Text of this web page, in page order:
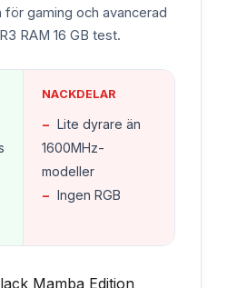
gaming och avancerad
RAM 16 GB test.
NACKDELAR
− Lite dyrare än
1600MHz-
modeller
− Ingen RGB